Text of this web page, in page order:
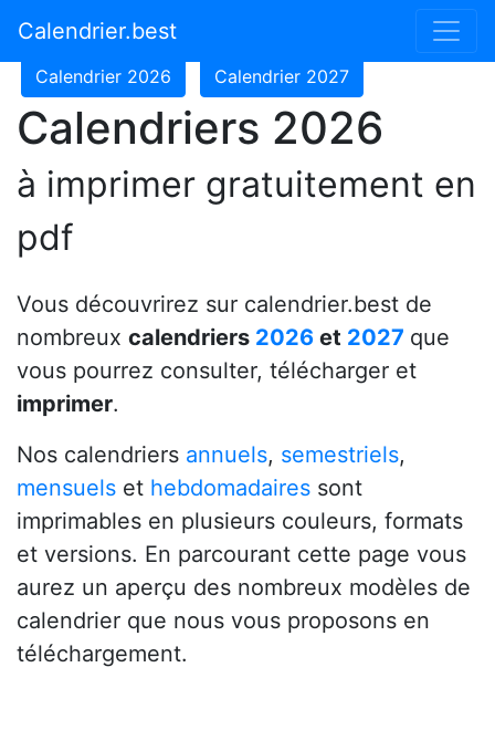
Calendrier.best
Calendrier 2024
Calendrier 2026 Calendrier 2027
Calendriers 2026
à imprimer gratuitement en
pdf
Vous découvrirez sur calendrier.best de
nombreux calendriers 2026 et 2027 que
vous pourrez consulter, télécharger et
imprimer.
Nos calendriers annuels, semestriels,
mensuels et hebdomadaires sont
imprimables en plusieurs couleurs, formats
et versions. En parcourant cette page vous
aurez un aperçu des nombreux modèles de
calendrier que nous vous proposons en
téléchargement.